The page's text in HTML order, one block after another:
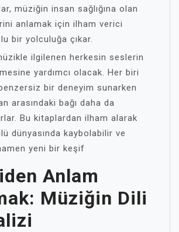
müziğin insan sağlığına olan
anlamak için ilham verici
bir yolculuğa çıkar.
ilgilenen herkesin seslerin
yardımcı olacak. Her biri
bir deneyim sunarken
arasındaki bağı daha da
Bu kitaplardan ilham alarak
dünyasında kaybolabilir ve
yeni bir keşif
Anlam
Müziğin Dili